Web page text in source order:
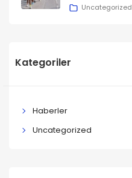
Uncategorized
Kategoriler
Haberler
Uncategorized